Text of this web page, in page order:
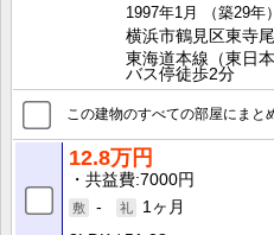
1997年1月
（築29年）
横浜市鶴見区東寺尾
東海道本線（東日
バス停徒歩2分
この建物のすべての部屋にまと
12.8万円
共益費 7000円
-
1ヶ月